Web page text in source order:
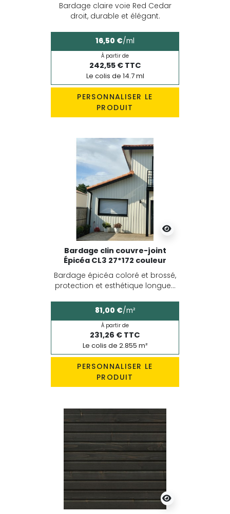
Bardage claire voie Red Cedar
droit, durable et élégant.
16,50 €/ml
À partir de
242,55 € TTC
Le colis de 14.7 ml
PERSONNALISER LE
PRODUIT
Bardage clin couvre-joint
Épicéa CL3 27*172 couleur
Bardage épicéa coloré et brossé,
protection et esthétique longue...
81,00 €/m²
À partir de
231,26 € TTC
Le colis de 2.855 m²
PERSONNALISER LE
PRODUIT